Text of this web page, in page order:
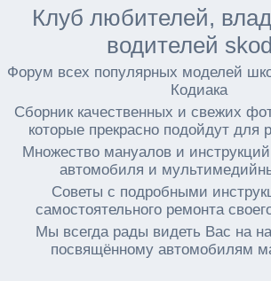
Клуб любителей,
водителей
Форум всех популярных моделей
Кодиака
Сборник качественных и свежих
которые прекрасно подойдут для
Множество мануалов и
автомобиля и
Советы с подробными
самостоятельного ремонта
Мы всегда рады видеть Вас на
посвящённому автомобилям